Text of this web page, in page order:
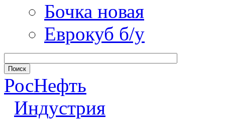
Бочка новая
Еврокуб б/у
РосНефть
Индустрия